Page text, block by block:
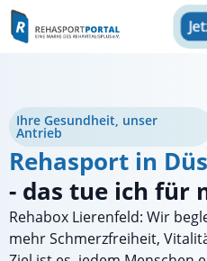
Ihre Gesundheit, unser
Antrieb
Rehasport in
- das tue ich für
Rehabox Lierenfeld: Wir
mehr Schmerzfreiheit,